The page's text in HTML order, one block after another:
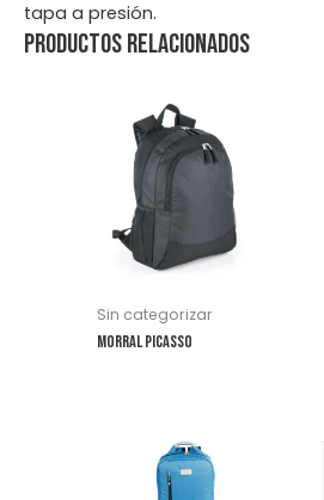
tapa a presión.
Productos relacionados
Sin categorizar
Morral Picasso
producto
tiene
múltiples
variantes.
Las
opciones
pueden
producto